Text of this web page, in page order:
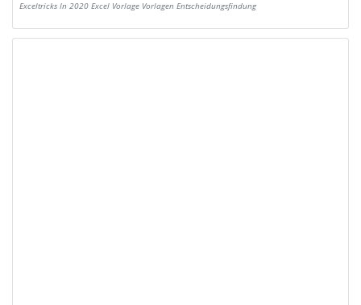
Exceltricks In 2020 Excel Vorlage Vorlagen Entscheidungsfindung